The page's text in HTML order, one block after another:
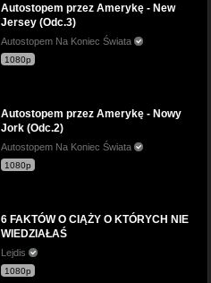
Autostopem przez Amerykę - New
Jersey (Odc.3)
Autostopem Na Koniec Świata
1080p
Autostopem przez Amerykę - Nowy
Jork (Odc.2)
Autostopem Na Koniec Świata
1080p
6 FAKTÓW O CIĄŻY O KTÓRYCH NIE
WIEDZIAŁAŚ
Lejdis
1080p